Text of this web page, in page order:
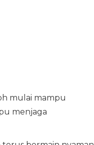
mulai mampu
menjaga